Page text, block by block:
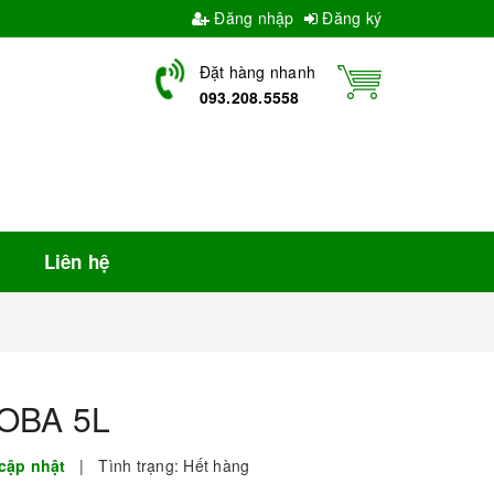
Đăng nhập Đăng ký
Đặt hàng nhanh
093.208.5558
Liên hệ
5L
nhật | Tình trạng: Hết hàng